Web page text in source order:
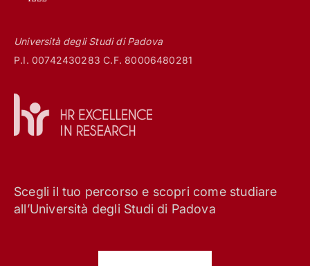
Università degli Studi di Padova
P.I. 00742430283 C.F. 80006480281
Scegli il tuo percorso e scopri come studiare
all’Università degli Studi di Padova